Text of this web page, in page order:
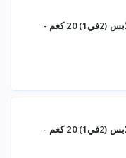
غسالة و مجففة ملابس (2في1) 20 كغم -
غسالة و مجففة ملابس (2في1) 20 كغم -